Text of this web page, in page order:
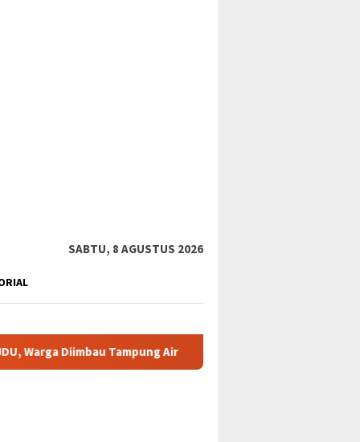
SABTU, 8 AGUSTUS 2026
Tampung Air Pemkab Karimun minta warga tidak